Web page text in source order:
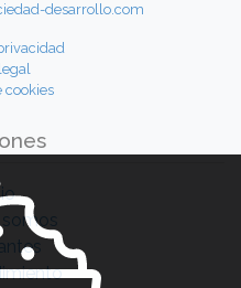
desarrollo.com
cookies